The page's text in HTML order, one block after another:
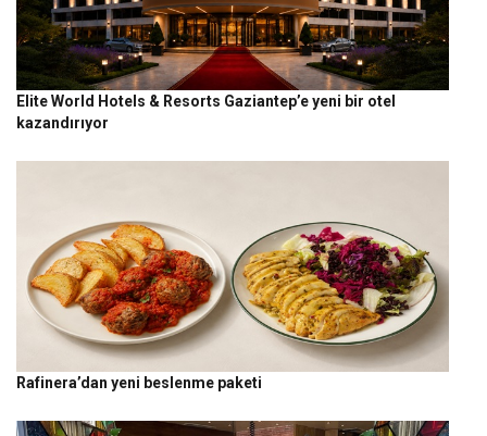
Elite World Hotels & Resorts Gaziantep’e yeni bir otel
kazandırıyor
Rafinera’dan yeni beslenme paketi